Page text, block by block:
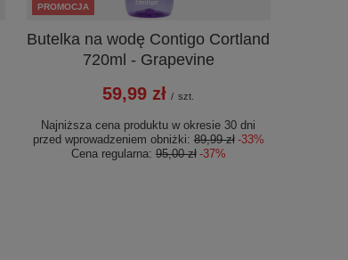
PROMOCJA
Butelka na wodę Contigo Cortland
720ml - Grapevine
59,99 zł / szt.
Najniższa cena produktu w okresie 30 dni
przed wprowadzeniem obniżki:89,99 zł -33%
Cena regularna:95,00 zł -37%